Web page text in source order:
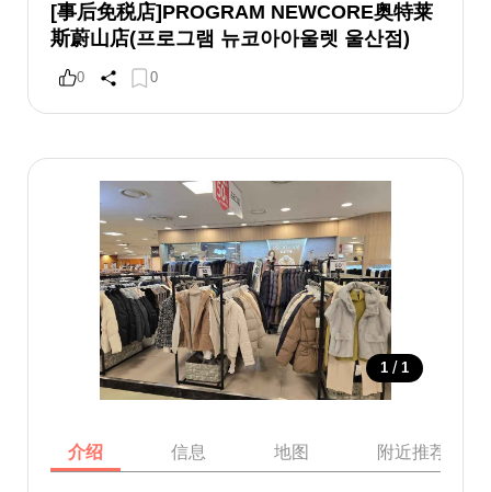
[事后免税店]PROGRAM NEWCORE奥特莱
斯蔚山店(프로그램 뉴코아아울렛 울산점)
0 0
1 / 1
介绍 信息 地图 附近推荐景点